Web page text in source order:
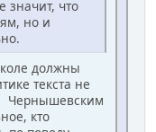
значит, что
но и
должны
текста не
Чернышевским
кто